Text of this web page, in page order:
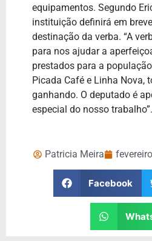
equipamentos. Segundo
instituição definirá em
destinação da verba. “A
para nos ajudar a
prestados para a
Picada Café e Linha Nova,
ganhando. O deputado é
especial do nosso trabalho”.
Patricia Meira
Facebook